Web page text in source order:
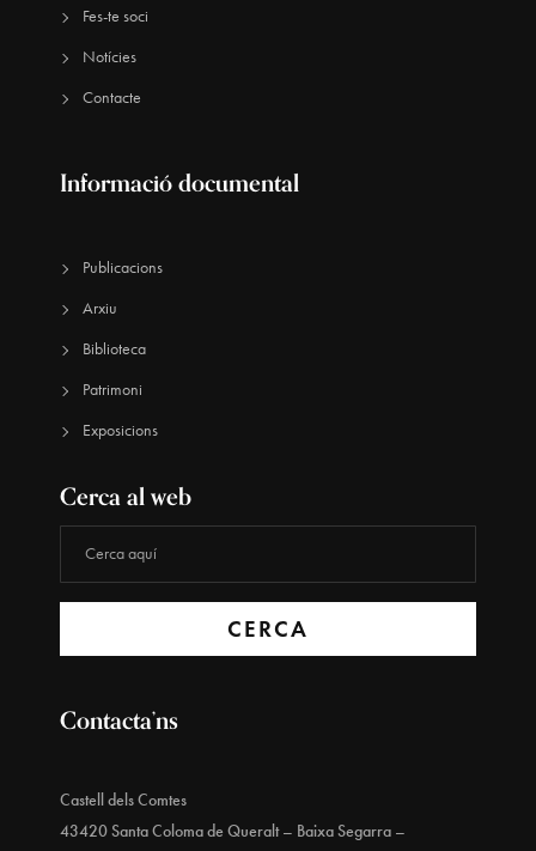
Fes-te soci
Notícies
Contacte
Informació documental
Publicacions
Arxiu
Biblioteca
Patrimoni
Exposicions
Cerca al web
CERCA
Contacta’ns
Castell dels Comtes
43420 Santa Coloma de Queralt – Baixa Segarra –